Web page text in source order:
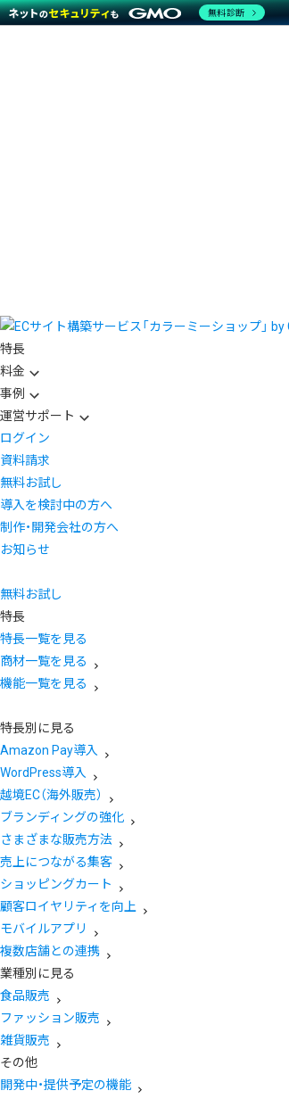
特長
料金
事例
運営サポート
ログイン
資料請求
無料お試し
導入を検討中の方へ
制作・開発会社の方へ
お知らせ
無料お試し
特長
特長一覧を見る
商材一覧を見る
機能一覧を見る
特長別に見る
Amazon Pay導入
WordPress導入
越境EC（海外販売）
ブランディングの強化
さまざまな販売方法
売上につながる集客
ショッピングカート
顧客ロイヤリティを向上
モバイルアプリ
複数店舗との連携
業種別に見る
食品販売
ファッション販売
雑貨販売
その他
開発中・提供予定の機能
無料診断